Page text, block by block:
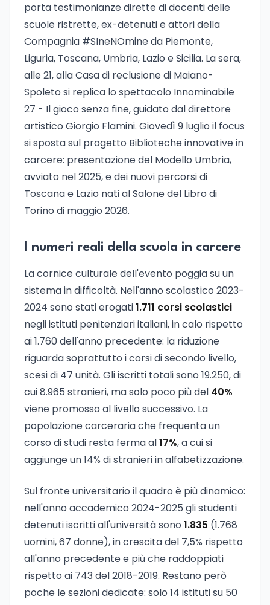
porta testimonianze dirette di docenti delle
scuole ristrette, ex-detenuti e attori della
Compagnia #SIneNOmine da Piemonte,
Liguria, Toscana, Umbria, Lazio e Sicilia. La sera,
alle 21, alla Casa di reclusione di Maiano-
Spoleto si replica lo spettacolo Innominabile
27 - Il gioco senza fine, guidato dal direttore
artistico Giorgio Flamini. Giovedì 9 luglio il focus
si sposta sul progetto Biblioteche innovative in
carcere: presentazione del Modello Umbria,
avviato nel 2025, e dei nuovi percorsi di
Toscana e Lazio nati al Salone del Libro di
Torino di maggio 2026.
I numeri reali della scuola in carcere
La cornice culturale dell'evento poggia su un
sistema in difficoltà. Nell'anno scolastico 2023-
2024 sono stati erogati1.711 corsi scolastici
negli istituti penitenziari italiani, in calo rispetto
ai 1.760 dell'anno precedente: la riduzione
riguarda soprattutto i corsi di secondo livello,
scesi di 47 unità. Gli iscritti totali sono 19.250, di
cui 8.965 stranieri, ma solo poco più del 40%
viene promosso al livello successivo. La
popolazione carceraria che frequenta un
corso di studi resta ferma al17%, a cui si
aggiunge un 14% di stranieri in alfabetizzazione.
Sul fronte universitario il quadro è più dinamico:
nell'anno accademico 2024-2025 gli studenti
detenuti iscritti all'università sono 1.835 (1.768
uomini, 67 donne), in crescita del 7,5% rispetto
all'anno precedente e più che raddoppiati
rispetto ai 743 del 2018-2019. Restano però
poche le sezioni dedicate: solo 14 istituti su 50